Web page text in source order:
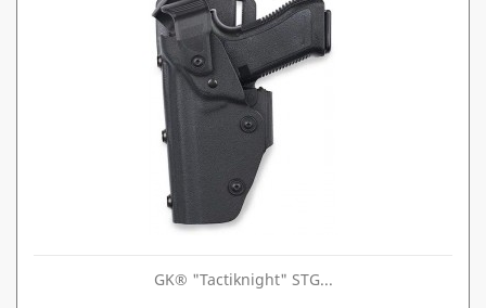
GK® "Tactiknight" STG...